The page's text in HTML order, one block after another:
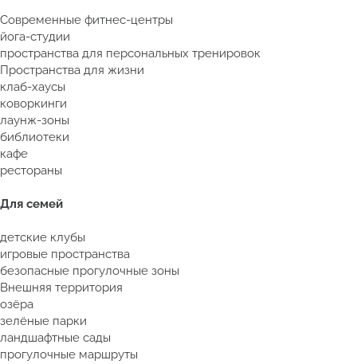
Современные фитнес-центры
йога-студии
пространства для персональных тренировок
Пространства для жизни
клаб-хаусы
коворкинги
лаунж-зоны
библиотеки
кафе
рестораны
Для семей
детские клубы
игровые пространства
безопасные прогулочные зоны
Внешняя территория
озёра
зелёные парки
ландшафтные сады
прогулочные маршруты